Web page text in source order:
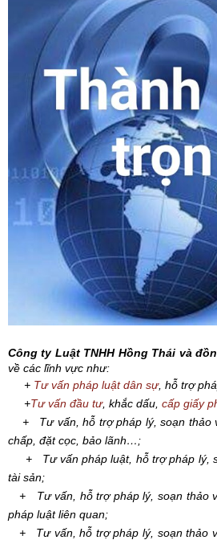
Công ty Luật TNHH Hồng Thái và
về các lĩnh vực như:
+ Tư vấn pháp luật dân sự, hỗ trợ
+Tư vấn đầu tư, khắc dấu, cấp giấy
+ Tư vấn, hỗ trợ pháp lý, soạn thảo
chấp, đặt cọc, bảo lãnh…;
+ Tư vấn pháp luật, hỗ trợ pháp lý,
tài sản;
+ Tư vấn, hỗ trợ pháp lý, soạn thảo
pháp luật liên quan;
+ Tư vấn, hỗ trợ pháp lý, soạn thảo